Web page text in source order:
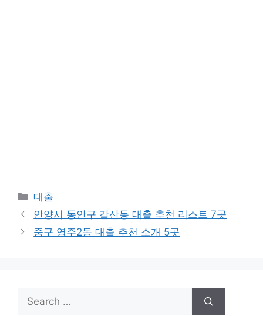
Categories
대출
안양시 동안구 갈산동 대출 추천 리스트 7곳
중구 영주2동 대출 추천 소개 5곳
Search
for: